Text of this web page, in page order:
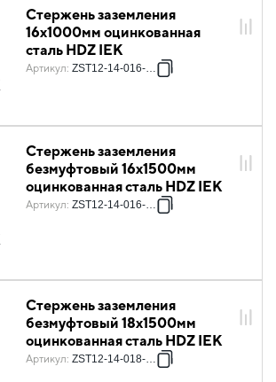
Стержень заземления
16х1000мм оцинкованная
сталь HDZ IEK
Артикул: ZST12-14-016-000
Стержень заземления
безмуфтовый 16х1500мм
оцинкованная сталь HDZ IEK
Артикул: ZST12-14-016-001
Стержень заземления
безмуфтовый 18х1500мм
оцинкованная сталь HDZ IEK
Артикул: ZST12-14-018-001